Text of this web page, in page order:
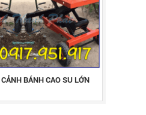
BÁNH CAO SU LỚN